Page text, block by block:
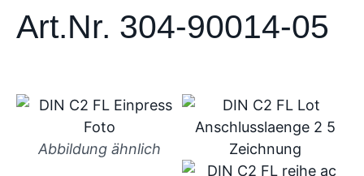
Art.Nr. 304-90014-05
Abbildung ähnlich